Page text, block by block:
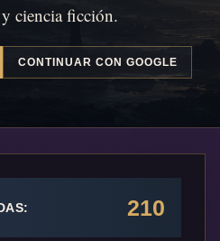
ciencia ficción.
CONTINUAR CON GOOGLE
210